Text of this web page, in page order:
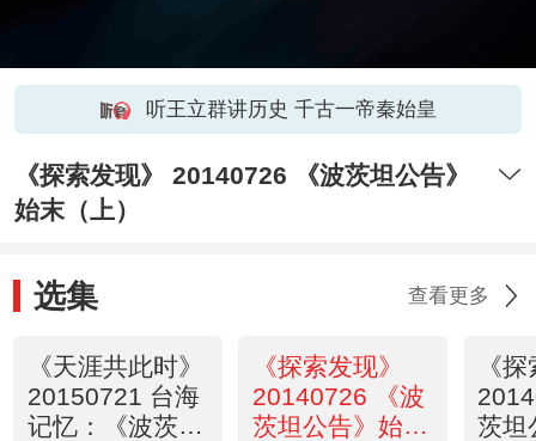
听王立群讲历史 千古一帝秦始皇
《探索发现》 20140726 《波茨坦公告》
始末（上）
选集 查看更多
《天涯共此时》
20150721 台海
记忆：《波茨坦
《探索发现》
20140726 《波
茨坦公告》始末
《
茨坦